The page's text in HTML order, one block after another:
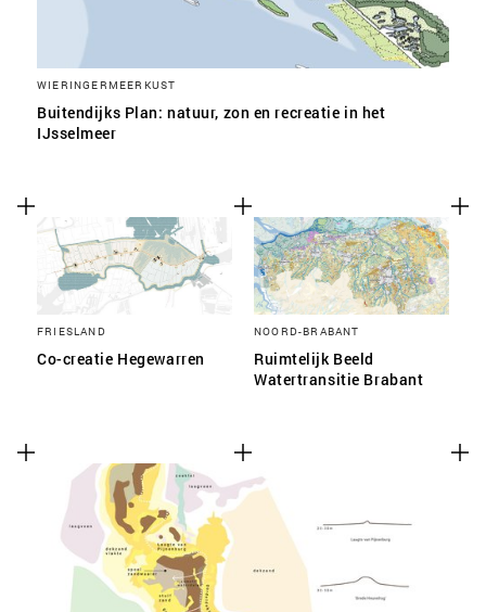
WIERINGERMEERKUST
Buitendijks Plan: natuur, zon en recreatie in het
IJsselmeer
FRIESLAND
Co-creatie Hegewarren
NOORD-BRABANT
Ruimtelijk Beeld
Watertransitie Brabant